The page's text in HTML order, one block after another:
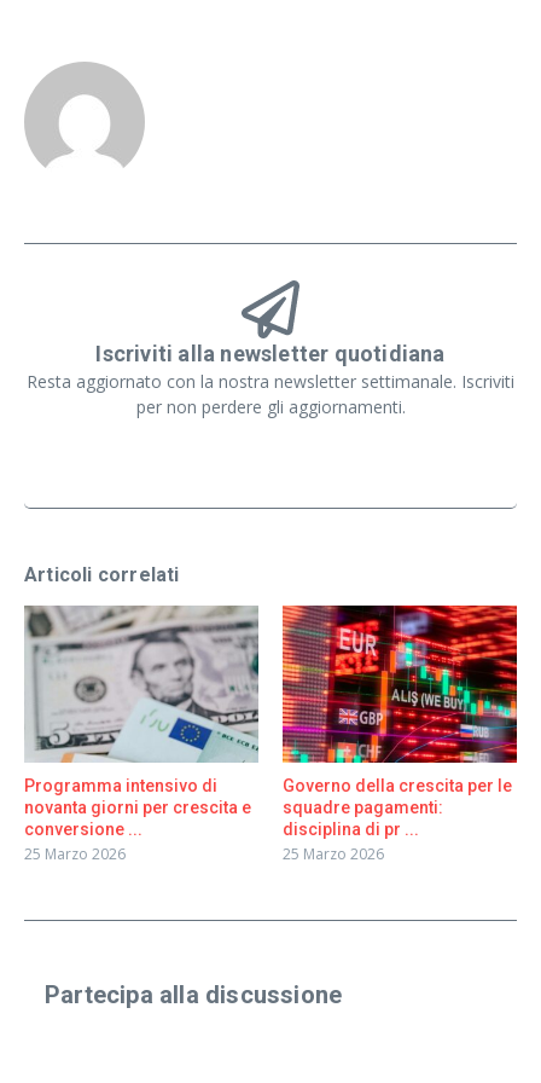
Iscriviti alla newsletter quotidiana
Resta aggiornato con la nostra newsletter settimanale. Iscriviti
per non perdere gli aggiornamenti.
Articoli correlati
Programma intensivo di
novanta giorni per crescita e
conversione ...
25 Marzo 2026
Governo della crescita per le
squadre pagamenti:
disciplina di pr ...
25 Marzo 2026
Partecipa alla discussione